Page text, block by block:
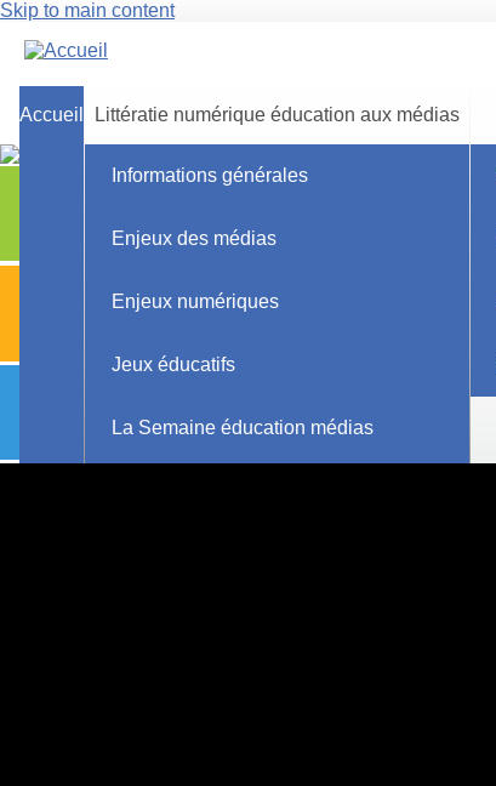
Skip to main content
Accueil Littératie numérique éducation aux médias
Informations générales
Enjeux des médias
Enjeux numériques
Jeux éducatifs
La Semaine éducation médias
Explorer les ressources
Recherche